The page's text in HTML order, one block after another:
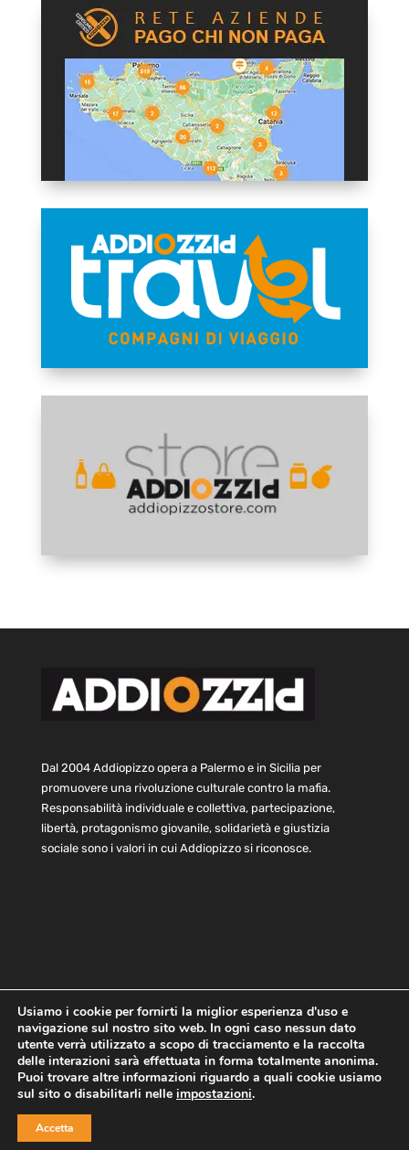
Dal 2004 Addiopizzo opera a Palermo e in Sicilia per
promuovere una rivoluzione culturale contro la mafia.
Responsabilità individuale e collettiva, partecipazione,
libertà, protagonismo giovanile, solidarietà e giustizia
sociale sono i valori in cui Addiopizzo si riconosce.
Home Statuto e bilancio
Contatti
Privacy
Cookie Child Protection Policy
Copyright © 2021 AddioPizzo | Tutti i diritti riservati | Sede
Usiamo i cookie per fornirti la miglior esperienza d'uso e
navigazione sul nostro sito web. In ogni caso nessun dato
utente verrà utilizzato a scopo di tracciamento e la raccolta
delle interazioni sarà effettuata in forma totalmente anonima.
Puoi trovare altre informazioni riguardo a quali cookie usiamo
sul sito o disabilitarli nelle impostazioni.
Accetta